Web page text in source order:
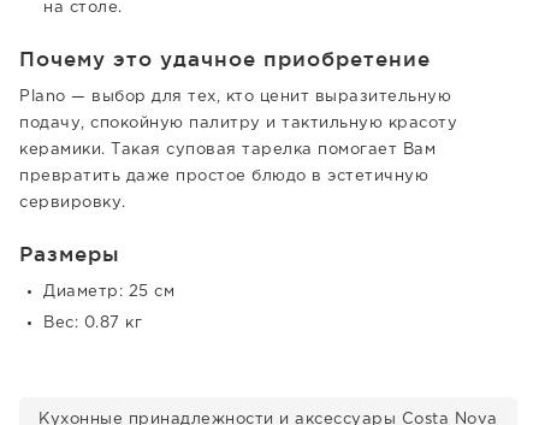
на столе.
Почему это удачное приобретение
Plano — выбор для тех, кто ценит выразительную
подачу, спокойную палитру и тактильную красоту
керамики. Такая суповая тарелка помогает Вам
превратить даже простое блюдо в эстетичную
сервировку.
Размеры
Диаметр: 25 см
Вес: 0.87 кг
Кухонные принадлежности и аксессуары Costa Nova